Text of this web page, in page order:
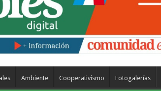
Ambiente Cooperativismo Fotogalerías